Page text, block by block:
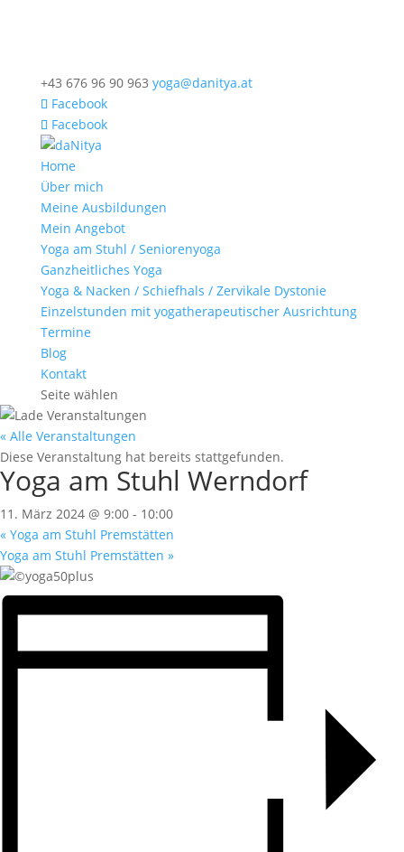
+43 676 96 90 963 yoga@danitya.at
Facebook
Facebook
Home
Über mich
Meine Ausbildungen
Mein Angebot
Yoga am Stuhl / Seniorenyoga
Ganzheitliches Yoga
Yoga & Nacken / Schiefhals / Zervikale Dystonie
Einzelstunden mit yogatherapeutischer Ausrichtung
Termine
Blog
Kontakt
Seite wählen
« Alle Veranstaltungen
Diese Veranstaltung hat bereits stattgefunden.
Yoga am Stuhl Werndorf
11. März 2024 @ 9:00 - 10:00
« Yoga am Stuhl Premstätten
Yoga am Stuhl Premstätten »